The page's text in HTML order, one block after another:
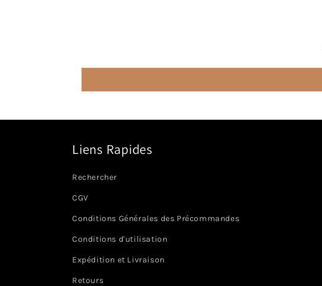
Liens Rapides
Rechercher
CGV
Conditions Générales des Précommandes
Conditions d'utilisation
Expédition et Livraison
Retours